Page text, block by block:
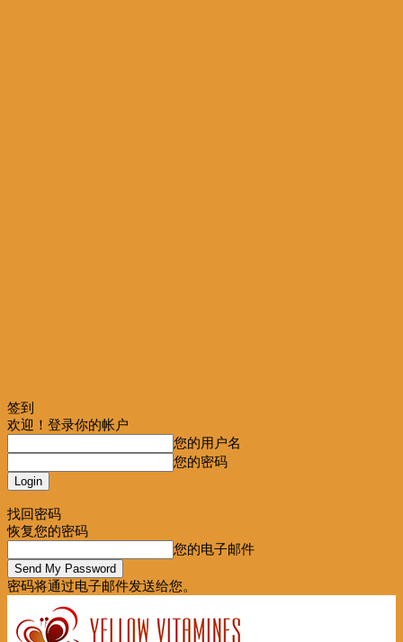
签到
欢迎！登录你的帐户
您的用户名
您的密码
找回密码
恢复您的密码
您的电子邮件
密码将通过电子邮件发送给您。